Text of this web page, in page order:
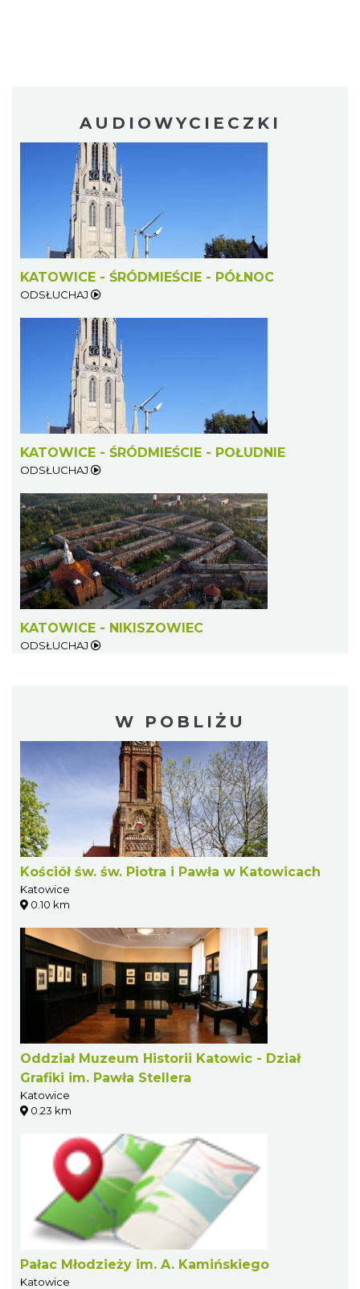
AUDIOWYCIECZKI
KATOWICE - ŚRÓDMIEŚCIE - PÓŁNOC
ODSŁUCHAJ
KATOWICE - ŚRÓDMIEŚCIE - POŁUDNIE
ODSŁUCHAJ
KATOWICE - NIKISZOWIEC
ODSŁUCHAJ
W POBLIŻU
Kościół św. św. Piotra i Pawła w Katowicach
Katowice
0.10 km
Oddział Muzeum Historii Katowic - Dział
Grafiki im. Pawła Stellera
Katowice
0.23 km
Pałac Młodzieży im. A. Kamińskiego
Katowice